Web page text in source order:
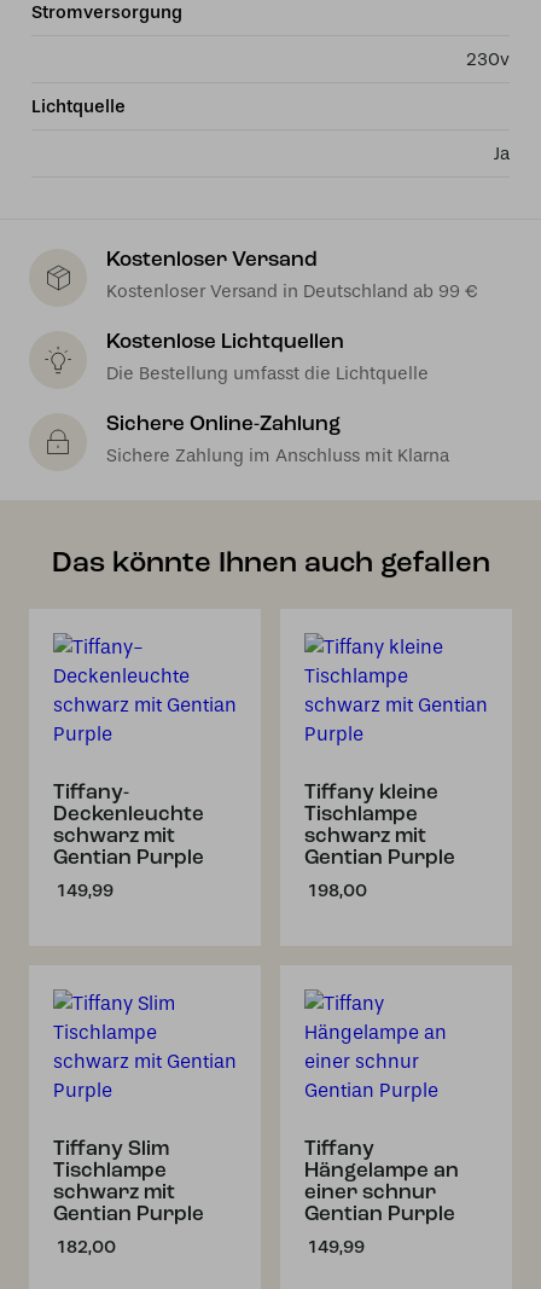
Stromversorgung
230v
Lichtquelle
Ja
Kostenloser Versand
Kostenloser Versand in Deutschland ab 99 €
Kostenlose Lichtquellen
Die Bestellung umfasst die Lichtquelle
Sichere Online-Zahlung
Sichere Zahlung im Anschluss mit Klarna
Das könnte Ihnen auch gefallen
Tiffany-
Deckenleuchte
schwarz mit
Gentian Purple
149,99
Tiffany kleine
Tischlampe
schwarz mit
Gentian Purple
198,00
Tiffany Slim
Tischlampe
schwarz mit
Gentian Purple
182,00
Tiffany
Hängelampe an
einer schnur
Gentian Purple
149,99